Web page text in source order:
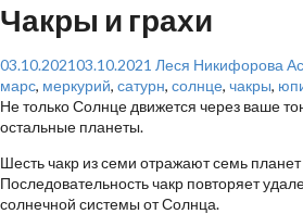
Чакры и грахи
03.10.202103.10.2021 Леся Никифорова
марс, меркурий, сатурн, солнце, чакры,
Не только Солнце движется через ваше
остальные планеты.
Шесть чакр из семи отражают семь планет
Последовательность чакр повторяет
солнечной системы от Солнца.